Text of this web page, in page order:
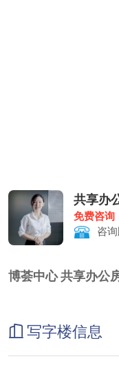
共享办
免费咨询
咨
博荟中心 共享办公
写字楼信息